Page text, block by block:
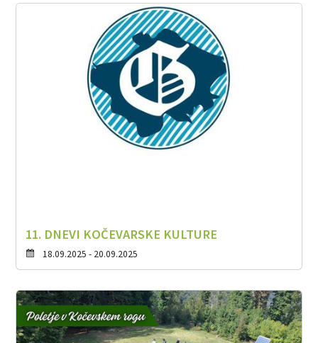
11. DNEVI KOČEVARSKE KULTURE
18.09.2025 - 20.09.2025